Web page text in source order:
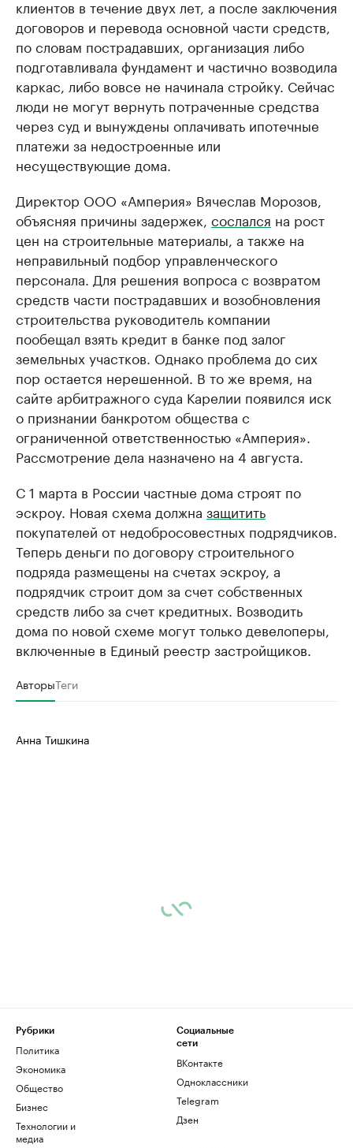
клиентов в течение двух лет, а после заключения
договоров и перевода основной части средств,
по словам пострадавших, организация либо
подготавливала фундамент и частично возводила
каркас, либо вовсе не начинала стройку. Сейчас
люди не могут вернуть потраченные средства
через суд и вынуждены оплачивать ипотечные
платежи за недостроенные или
несуществующие дома.
Директор ООО «Амперия» Вячеслав Морозов,
объясняя причины задержек, сослался на рост
цен на строительные материалы, а также на
неправильный подбор управленческого
персонала. Для решения вопроса с возвратом
средств части пострадавших и возобновления
строительства руководитель компании
пообещал взять кредит в банке под залог
земельных участков. Однако проблема до сих
пор остается нерешенной. В то же время, на
сайте арбитражного суда Карелии появился иск
о признании банкротом общества с
ограниченной ответственностью «Амперия».
Рассмотрение дела назначено на 4 августа.
С 1 марта в России частные дома строят по
эскроу. Новая схема должна защитить
покупателей от недобросовестных подрядчиков.
Теперь деньги по договору строительного
подряда размещены на счетах эскроу, а
подрядчик строит дом за счет собственных
средств либо за счет кредитных. Возводить
дома по новой схеме могут только девелоперы,
включенные в Единый реестр застройщиков.
АвторыТеги
Анна Тишкина
Рубрики
Политика
Экономика
Общество
Бизнес
Технологии и
медиа
Социальные
сети
ВКонтакте
Одноклассники
Telegram
Дзен